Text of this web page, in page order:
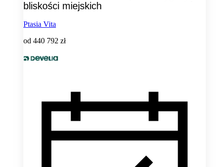
bliskości miejskich
Ptasia Vita
od 440 792 zł